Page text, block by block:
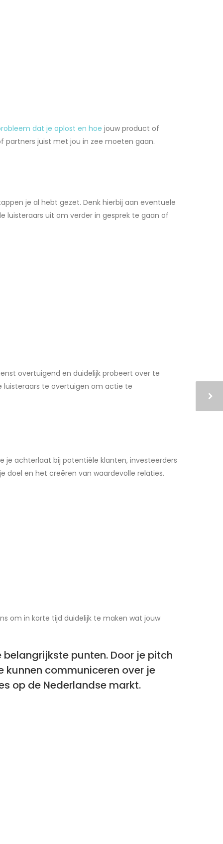
dat je oplost en hoe jouw product of
partners juist met jou in zee moeten gaan.
je al hebt gezet. Denk hierbij aan eventuele
luisteraars uit om verder in gesprek te gaan of
overtuigend en duidelijk probeert over te
luisteraars te overtuigen om actie te
je achterlaat bij potentiële klanten, investeerders
doel en het creëren van waardevolle relaties.
om in korte tijd duidelijk te maken wat jouw
punten. Door je pitch
kunnen communiceren over je
op de Nederlandse markt.